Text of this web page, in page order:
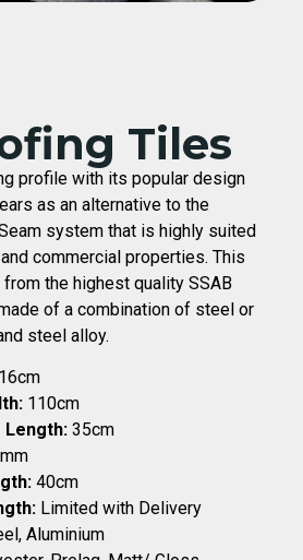
Tiles
profile with its popular design
as an alternative to the
system that is highly suited
commercial properties. This
the highest quality SSAB
of a combination of steel or
steel alloy.
110cm
Length: 35cm
40cm
Limited with Delivery
Aluminium